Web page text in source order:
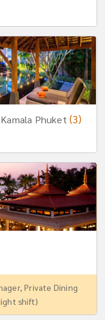
Phuket (3)
Private Dining
shift)